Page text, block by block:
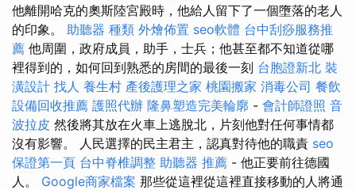
他離開哈克的奧斯陸宮殿時，他給人留下了一個墮落的老人
的印象。 助聽器 種類 外燴佈置 seo軟體 台中刮痧服務推
薦 他周圍，政府成員，助手，士兵；他甚至都不知道從哪
裡得到的，如何回到熟悉的房間的最後一刻 台胞證新北 裝
潢設計 找人 養生村 產後護理之家 桃園搬家 消毒公司 餐飲
設備回收推薦 護照代辦 隆鼻塑造完美輪廓 - 會計師證照 音
波拉皮 然後將其放在火車上逃脫北，片刻他對任何事情都
沒有影響。 人民選擇的民主君主，認真對待他的職責 seo
保證第一頁 台中脊椎調整 助聽器 推薦 - 他正要前往德國
人。 Google商家檔案 那些從這裡從這裡直接移動的人將通